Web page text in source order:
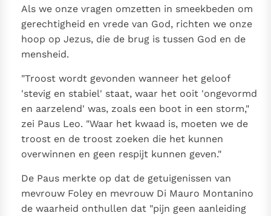
Als we onze vragen omzetten in smeekbeden om
gerechtigheid en vrede van God, richten we onze
hoop op Jezus, die de brug is tussen God en de
mensheid.
"Troost wordt gevonden wanneer het geloof
'stevig en stabiel' staat, waar het ooit 'ongevormd
en aarzelend' was, zoals een boot in een storm,"
zei Paus Leo. "Waar het kwaad is, moeten we de
troost en de troost zoeken die het kunnen
overwinnen en geen respijt kunnen geven."
De Paus merkte op dat de getuigenissen van
mevrouw Foley en mevrouw Di Mauro Montanino
de waarheid onthullen dat "pijn geen aanleiding